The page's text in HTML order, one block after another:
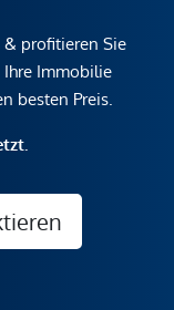
profitieren Sie
Immobilie
besten Preis.